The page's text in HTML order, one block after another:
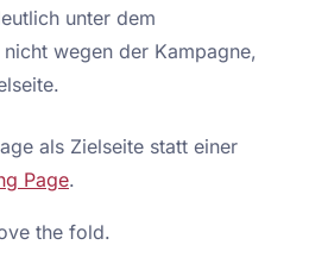
unter dem
wegen der Kampagne,
als Zielseite statt einer
Page.
the fold.